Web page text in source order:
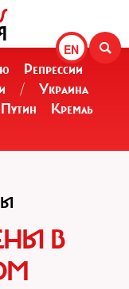
EN
Репрессии
/
Украина
Путин
Кремль
В